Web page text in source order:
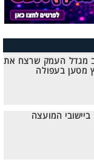
מגדל העמק שרצח את
מטען בעפולה
ביישובי המועצה